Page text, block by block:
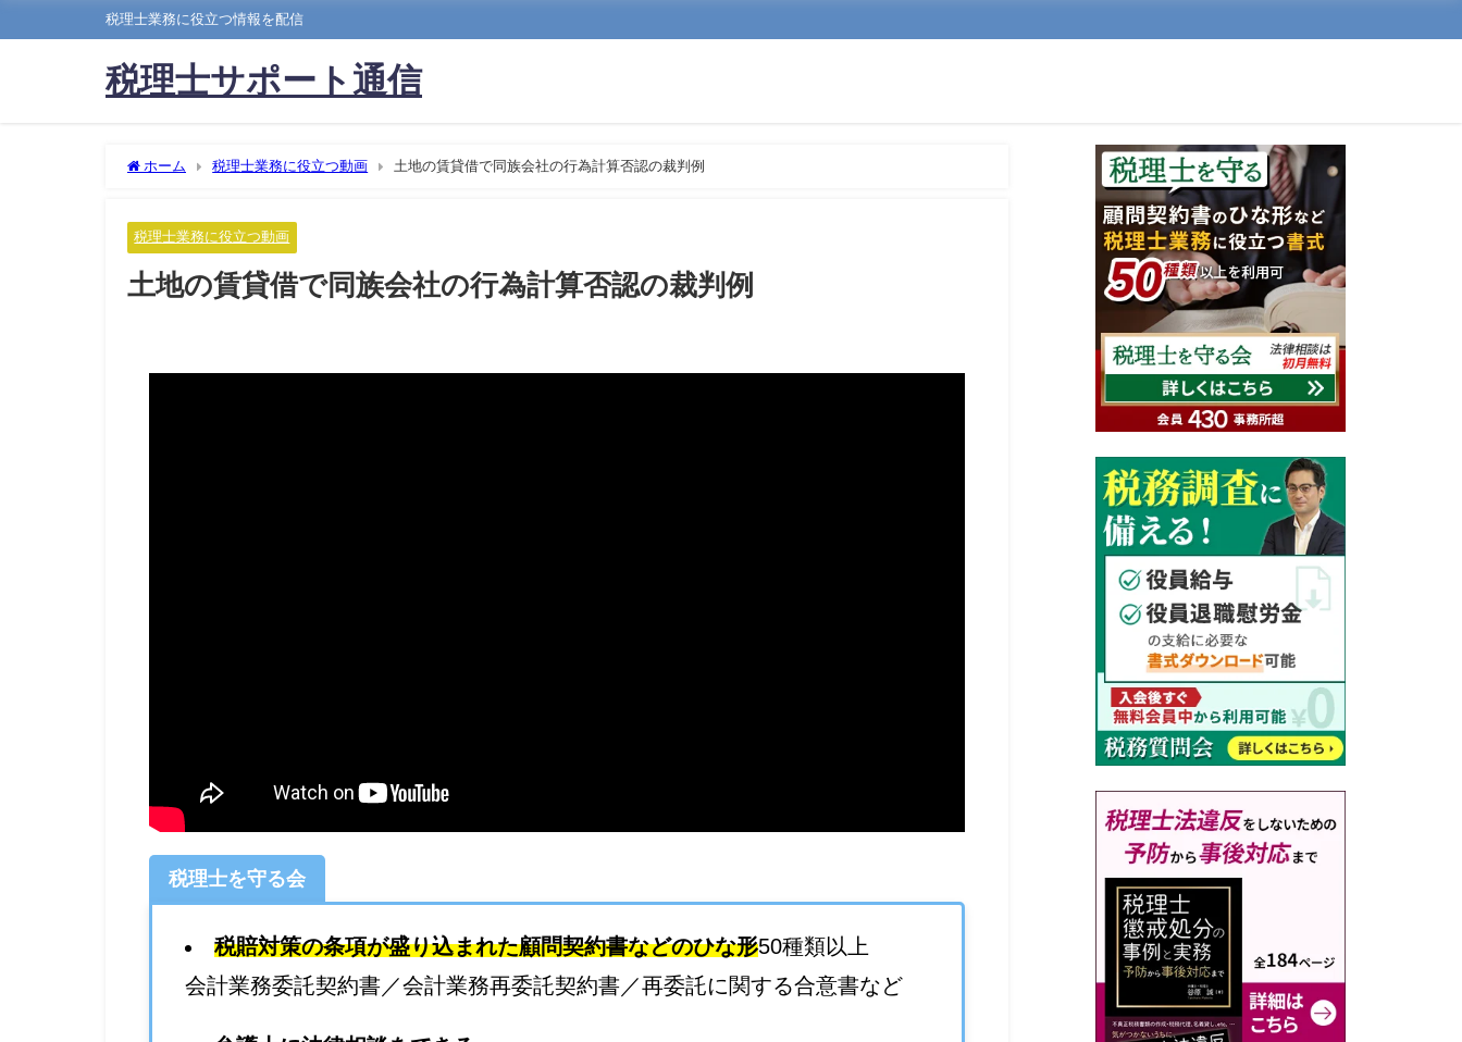
税理士業務に役立つ情報を配信
税理士サポート通信
ホーム 税理士業務に役立つ動画 土地の賃貸借で同族会社の行為計算否認の裁判例
税理士業務に役立つ動画
土地の賃貸借で同族会社の行為計算否認の裁判例
税理士を守る会
税賠対策の条項が盛り込まれた顧問契約書などのひな形50種類以上
会計業務委託契約書／会計業務再委託契約書／再委託に関する合意書など